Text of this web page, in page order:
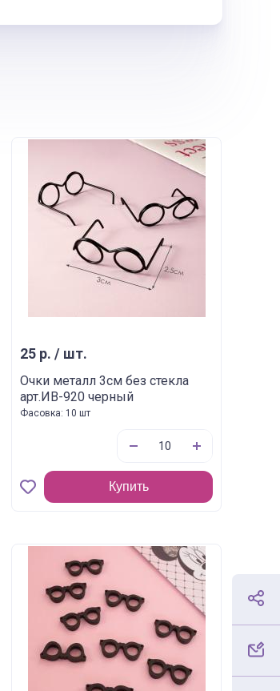
25 р. / шт.
Очки металл 3см без стекла
арт.ИВ-920 черный
Фасовка: 10 шт
Купить